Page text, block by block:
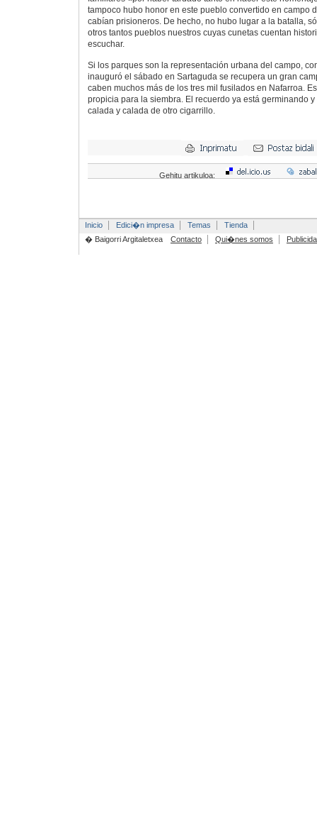
tampoco hubo honor en este pueblo convertido en campo
cabían prisioneros. De hecho, no hubo lugar a la batalla,
otros tantos pueblos nuestros cuyas cunetas cuentan
escuchar.
Si los parques son la representación urbana del campo,
inauguró el sábado en Sartaguda se recupera un gran
caben muchos más de los tres mil fusilados en Nafarroa.
propicia para la siembra. El recuerdo ya está germinando
calada y calada de otro cigarrillo.
Gehitu artikuloa:
Inicio Edici�n impresa Temas
Tienda
� Baigorri Argitaletxea
Contacto Qui�nes somos